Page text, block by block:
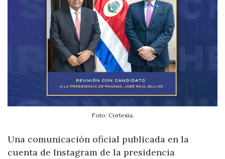
Foto: Cortesía.
Una comunicación oficial publicada en la
cuenta de Instagram de la presidencia